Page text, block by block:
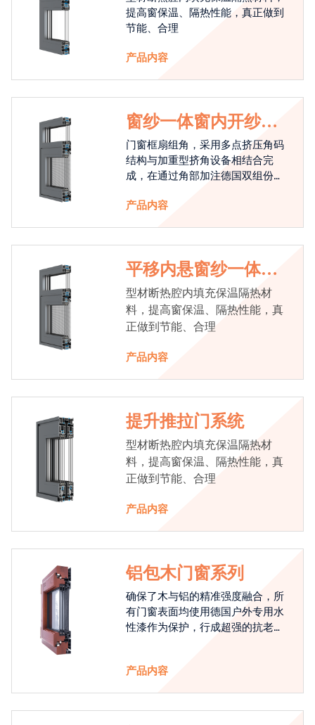
提高窗保温、隔热性能，真正做到
节能、合理
产品内容
窗纱一体窗内开纱外
开系统
门窗框扇组角，采用多点挤压角码
结构与加重型挤角设备相结合完
成，在通过角部加注德国双组份胶
强度，促使窗使用寿命提升5-10
产品内容
平移内悬窗纱一体系
统
型材断热腔内填充保温隔热材
料，提高窗保温、隔热性能，真
正做到节能、合理
产品内容
提升推拉门系统
型材断热腔内填充保温隔热材
料，提高窗保温、隔热性能，真
正做到节能、合理
产品内容
铝包木门窗系列
确保了木与铝的精准强度融合，所
有门窗表面均使用德国户外专用水
性漆作为保护，行成超强的抗老化
产品内容